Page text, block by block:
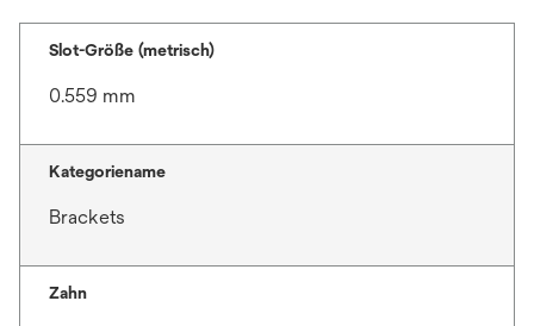
Slot-Größe (metrisch)
0.559 mm
Kategoriename
Brackets
Zahn